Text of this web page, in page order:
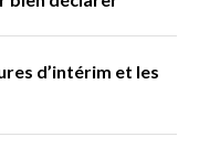
d’intérim et les